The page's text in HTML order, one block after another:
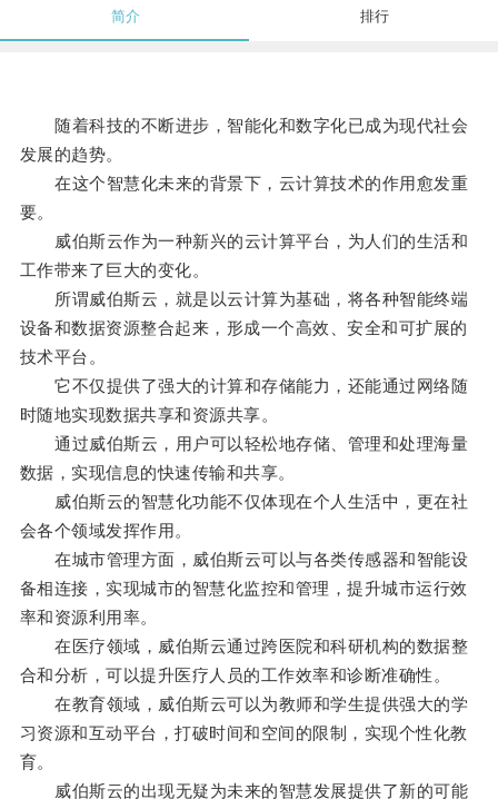
简介 排行
随着科技的不断进步，智能化和数字化已成为现代社会
发展的趋势。
在这个智慧化未来的背景下，云计算技术的作用愈发重
要。
威伯斯云作为一种新兴的云计算平台，为人们的生活和
工作带来了巨大的变化。
所谓威伯斯云，就是以云计算为基础，将各种智能终端
设备和数据资源整合起来，形成一个高效、安全和可扩展的
技术平台。
它不仅提供了强大的计算和存储能力，还能通过网络随
时随地实现数据共享和资源共享。
通过威伯斯云，用户可以轻松地存储、管理和处理海量
数据，实现信息的快速传输和共享。
威伯斯云的智慧化功能不仅体现在个人生活中，更在社
会各个领域发挥作用。
在城市管理方面，威伯斯云可以与各类传感器和智能设
备相连接，实现城市的智慧化监控和管理，提升城市运行效
率和资源利用率。
在医疗领域，威伯斯云通过跨医院和科研机构的数据整
合和分析，可以提升医疗人员的工作效率和诊断准确性。
在教育领域，威伯斯云可以为教师和学生提供强大的学
习资源和互动平台，打破时间和空间的限制，实现个性化教
育。
威伯斯云的出现无疑为未来的智慧发展提供了新的可能